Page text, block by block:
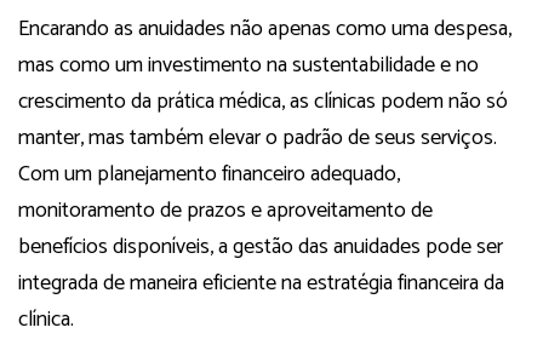
Encarando as anuidades não apenas como uma despesa,
mas como um investimento na sustentabilidade e no
crescimento da prática médica, as clínicas podem não só
manter, mas também elevar o padrão de seus serviços.
Com um planejamento financeiro adequado,
monitoramento de prazos e aproveitamento de
benefícios disponíveis, a gestão das anuidades pode ser
integrada de maneira eficiente na estratégia financeira da
clínica.